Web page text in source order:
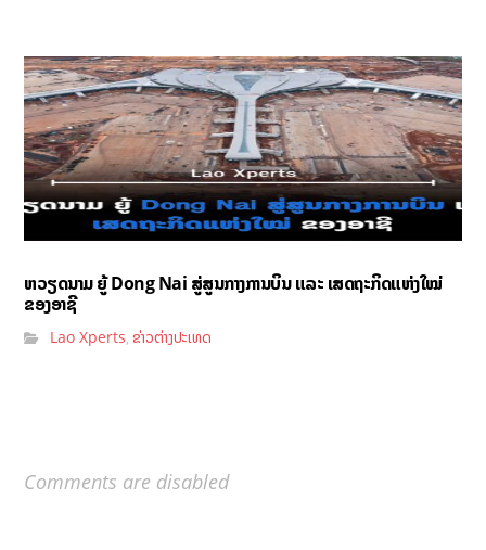
ຫວຽດນາມ ຍູ້ Dong Nai ສູ່ສູນກາງການບິນ ແລະ ເສດຖະກິດແຫ່ງໃໝ່
ຂອງອາຊີ
Lao Xperts,ຂ່າວຕ່າງປະເທດ
Comments are disabled